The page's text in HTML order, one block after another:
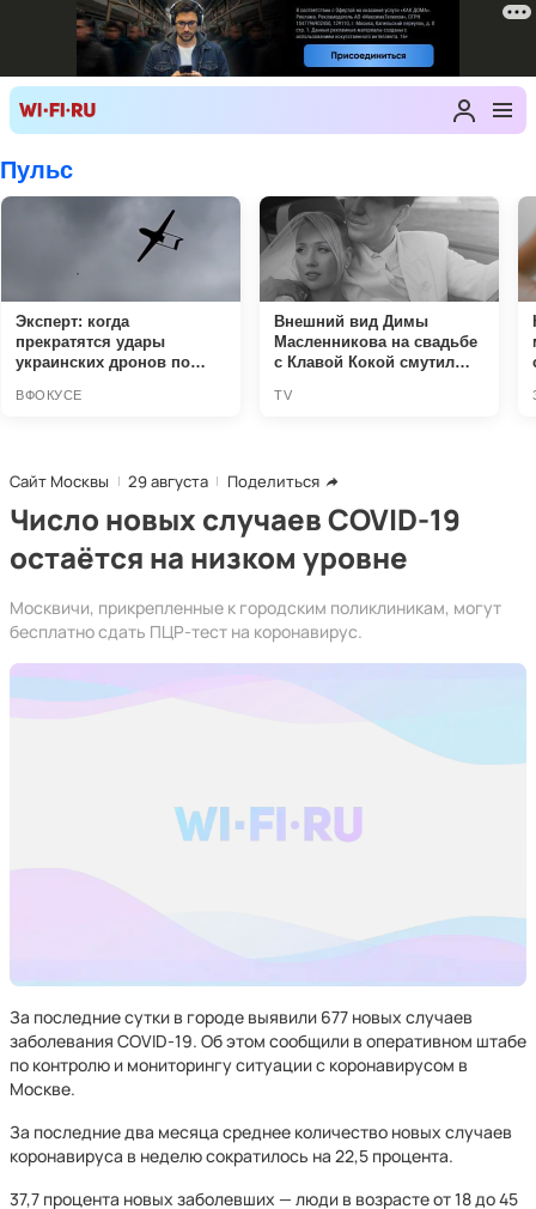
Сайт Москвы 29 августа Поделиться
Число новых случаев COVID-19
остаётся на низком уровне
Москвичи, прикрепленные к городским поликлиникам, могут
бесплатно сдать ПЦР-тест на коронавирус.
За последние сутки в городе выявили 677 новых случаев
заболевания COVID-19. Об этом сообщили в оперативном штабе
по контролю и мониторингу ситуации с коронавирусом в
Москве.
За последние два месяца среднее количество новых случаев
коронавируса в неделю сократилось на 22,5 процента.
37,7 процента новых заболевших — люди в возрасте от 18 до 45